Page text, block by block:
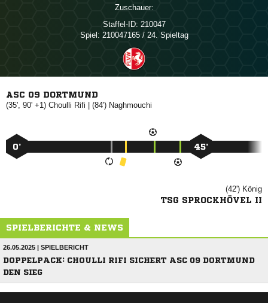
Zuschauer:
Staffel-ID: 210047
Spiel: 210047165 / 24. Spieltag
ASC 09 DORTMUND
(35', 90' +1)   | (84') 
0’ 45’
(42') 
TSG SPROCKHÖVEL II
SPIELBERICHTE & NEWS
26.05.2025 | SPIELBERICHT
DOPPELPACK: CHOULLI RIFI SICHERT ASC 09 DORTMUND
DEN SIEG